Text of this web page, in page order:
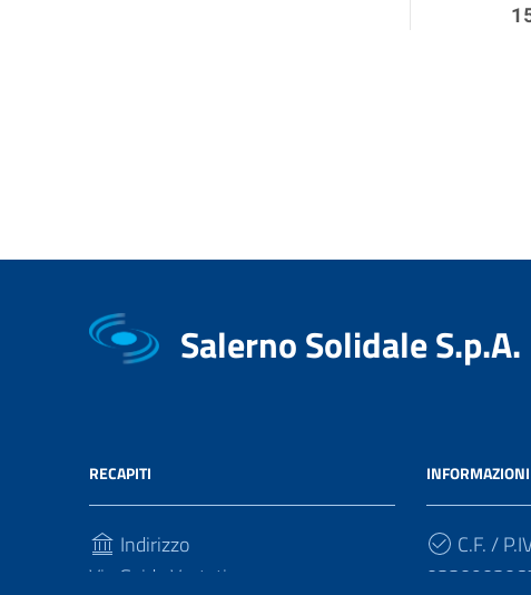
Salerno Solidale S.p.A.
RECAPITI
Indirizzo
Via Guido Vestuti
INFORMAZIONI
C.F. /